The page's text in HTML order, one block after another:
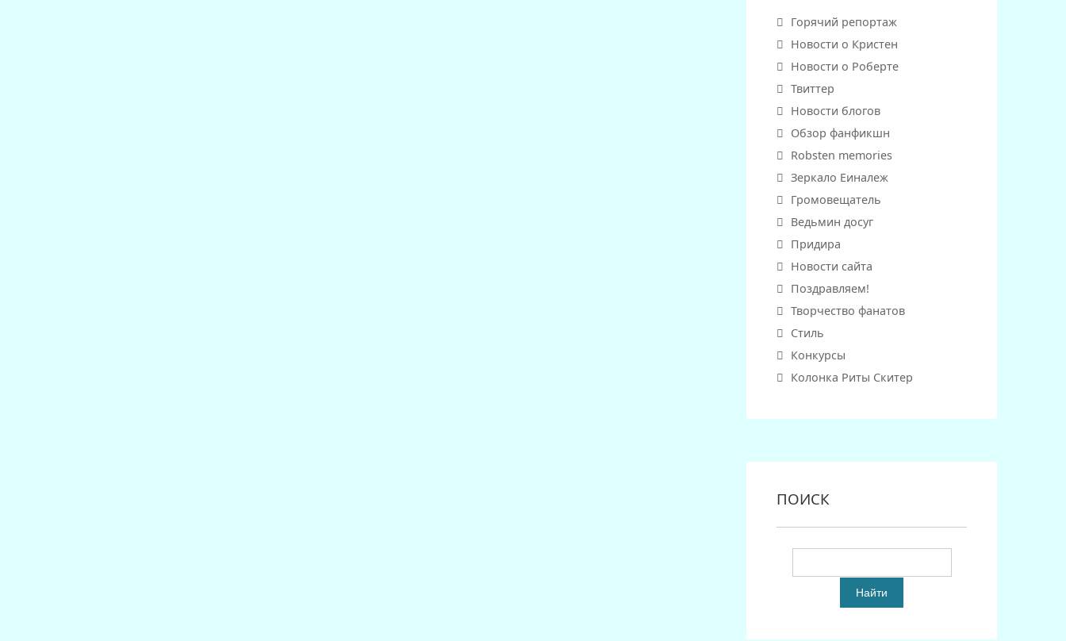
Горячий репортаж
Новости о Кристен
Новости о Роберте
Твиттер
Новости блогов
Обзор фанфикшн
Robsten memories
Зеркало Еиналеж
Громовещатель
Ведьмин досуг
Придира
Новости сайта
Поздравляем!
Творчество фанатов
Стиль
Конкурсы
Колонка Риты Скитер
ПОИСК